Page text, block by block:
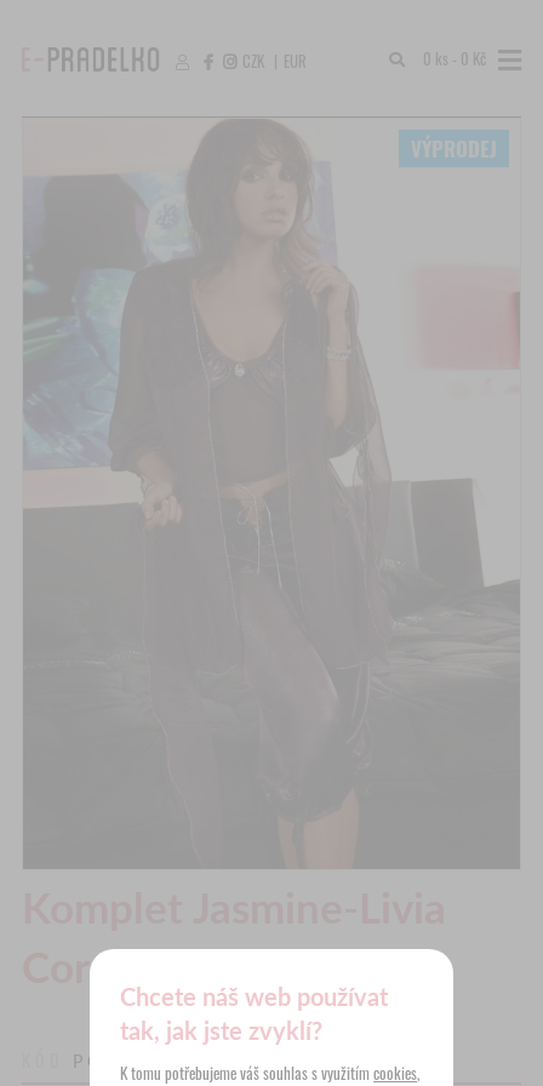
CZK | EUR 0 ks - 0 Kč
Corsetti fialový
POL V
Chcete náš web používat
tak, jak jste zvyklí?
K tomu potřebujeme váš souhlas s využitím cookies,